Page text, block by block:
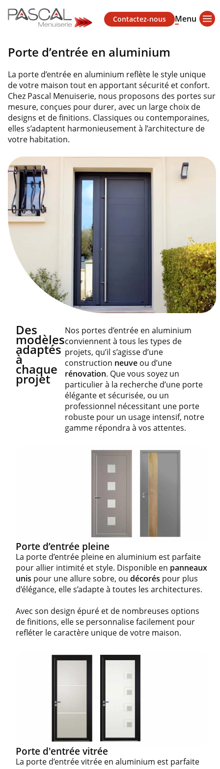
Contactez-nous Menu
Porte d’entrée en aluminium
La porte d’entrée en aluminium reflète le style unique
de votre maison tout en apportant sécurité et confort.
Chez Pascal Menuiserie, nous proposons des portes sur
mesure, conçues pour durer, avec un large choix de
designs et de finitions. Classiques ou contemporaines,
elles s’adaptent harmonieusement à l’architecture de
votre habitation.
Des
modèles
adaptés
à
chaque
projet
Nos portes d’entrée en aluminium
conviennent à tous les types de
projets, qu’il s’agisse d’une
construction neuve ou d’une
rénovation. Que vous soyez un
particulier à la recherche d’une porte
élégante et sécurisée, ou un
professionnel nécessitant une porte
robuste pour un usage intensif, notre
gamme répondra à vos attentes.
Porte d’entrée pleine
La porte d’entrée pleine en aluminium est parfaite
pour allier intimité et style. Disponible en panneaux
unis pour une allure sobre, ou décorés pour plus
d’élégance, elle s’adapte à toutes les architectures.
Avec son design épuré et de nombreuses options
de finitions, elle se personnalise facilement pour
refléter le caractère unique de votre maison.
Porte d'entrée vitrée
La porte d’entrée vitrée en aluminium est parfaite